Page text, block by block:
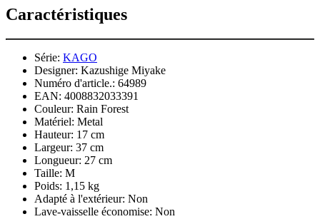
Caractéristiques
Série: KAGO
Designer: Kazushige Miyake
Numéro d'article.: 64989
EAN: 4008832033391
Couleur: Rain Forest
Matériel: Metal
Hauteur: 17 cm
Largeur: 37 cm
Longueur: 27 cm
Taille: M
Poids: 1,15 kg
Adapté à l'extérieur: Non
Lave-vaisselle économise: Non